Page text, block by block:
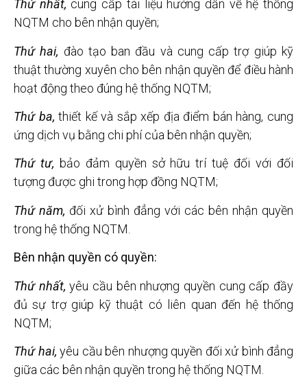
Thứ nhất, cung cấp tài liệu hướng dẫn về hệ thống
NQTM cho bên nhận quyền;
Thứ hai, đào tạo ban đầu và cung cấp trợ giúp kỹ
thuật thường xuyên cho bên nhận quyền để điều hành
hoạt động theo đúng hệ thống NQTM;
Thứ ba, thiết kế và sắp xếp địa điểm bán hàng, cung
ứng dịch vụ bằng chi phí của bên nhận quyền;
Thứ tư, bảo đảm quyền sở hữu trí tuệ đối với đối
tượng được ghi trong hợp đồng NQTM;
Thứ năm, đối xử bình đẳng với các bên nhận quyền
trong hệ thống NQTM.
Bên nhận quyền có quyền:
Thứ nhất, yêu cầu bên nhượng quyền cung cấp đầy
đủ sự trợ giúp kỹ thuật có liên quan đến hệ thống
NQTM;
Thứ hai, yêu cầu bên nhượng quyền đối xử bình đẳng
giữa các bên nhận quyền trong hệ thống NQTM.